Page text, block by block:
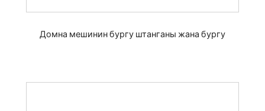
Домна мешинин бургу штанганы жана бургу